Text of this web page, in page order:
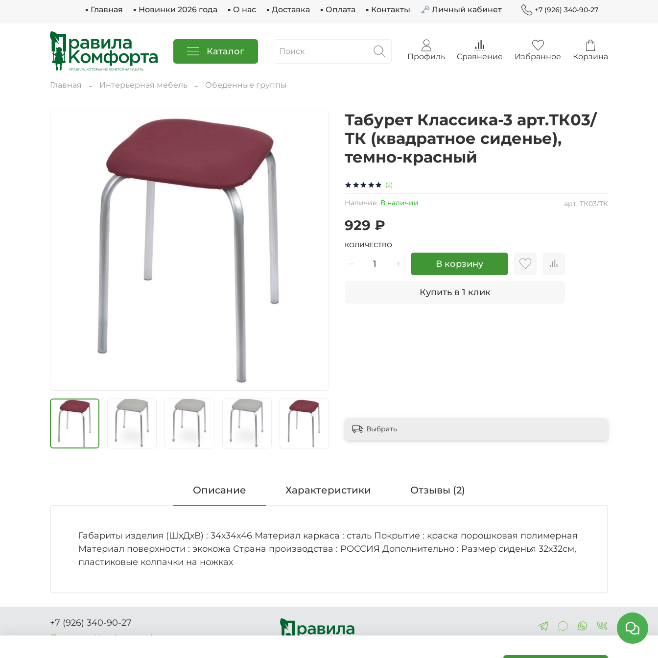
▪ Главная ▪ Новинки 2026 года ▪ О нас ▪ Доставка ▪ Оплата ▪ Контакты 🗝 Личный кабинет +7 (926) 340-90-27
Каталог Профиль Сравнение Избранное Корзина
Главная Интерьерная мебель Обеденные группы
(2)
арт. ТК03/ТК
Наличие: В наличии
Табурет Классика-3 арт.ТК03/
ТК (квадратное сиденье),
темно-красный
929 ₽
КОЛИЧЕСТВО
В корзину
Купить в 1 клик
Выбрать
Описание Характеристики Отзывы (2)
Габариты изделия (ШхДхВ) : 34х34х46 Материал каркаса : сталь Покрытие : краска порошковая полимерная
Материал поверхности : экокожа Страна производства : РОССИЯ Дополнительно : Размер сиденья 32х32см,
пластиковые колпачки на ножках
+7 (926) 340-90-27
Правила-Комфорта.рф